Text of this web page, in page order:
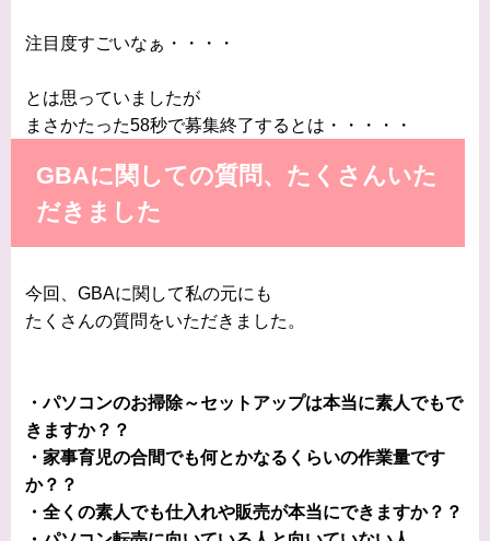
注目度すごいなぁ・・・・
とは思っていましたが
まさかたった58秒で募集終了するとは・・・・・
GBAに関しての質問、たくさんいた
だきました
今回、GBAに関して私の元にも
たくさんの質問をいただきました。
・パソコンのお掃除～セットアップは本当に素人でもで
きますか？？
・家事育児の合間でも何とかなるくらいの作業量です
か？？
・全くの素人でも仕入れや販売が本当にできますか？？